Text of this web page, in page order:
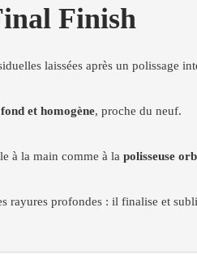
Finish
laissées après un polissage
et homogène, proche du neuf.
à la main comme à la polisseuse
rayures profondes : il finalise et